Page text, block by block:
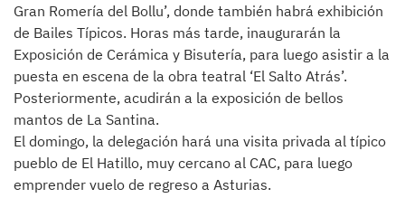
Gran Romería del Bollu’, donde también habrá exhibición
de Bailes Típicos. Horas más tarde, inaugurarán la
Exposición de Cerámica y Bisutería, para luego asistir a la
puesta en escena de la obra teatral ‘El Salto Atrás’.
Posteriormente, acudirán a la exposición de bellos
mantos de La Santina.
El domingo, la delegación hará una visita privada al típico
pueblo de El Hatillo, muy cercano al CAC, para luego
emprender vuelo de regreso a Asturias.